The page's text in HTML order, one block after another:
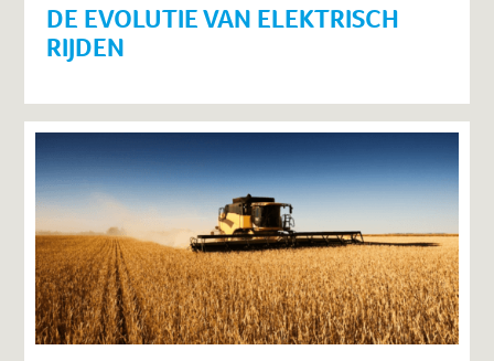
DE EVOLUTIE VAN ELEKTRISCH
RIJDEN